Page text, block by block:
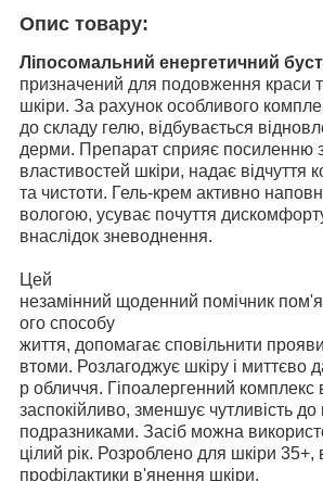
Опис товару:
Ліпосомальний енергетичний
призначений для подовження краси
шкіри. За рахунок особливого
до складу гелю, відбувається
дерми. Препарат сприяє посиленню
властивостей шкіри, надає відчуття
та чистоти. Гель-крем активно
вологою, усуває почуття
внаслідок зневоднення.
Цей
незамінний щоденний помічник
ого способу
життя, допомагає сповільнити
втоми. Розлагоджує шкіру і миттєво
р обличчя. Гіпоалергенний комплекс
заспокійливо, зменшує чутливість до
подразниками. Засіб можна
цілий рік. Розроблено для шкіри
профілактики в'янення шкіри.